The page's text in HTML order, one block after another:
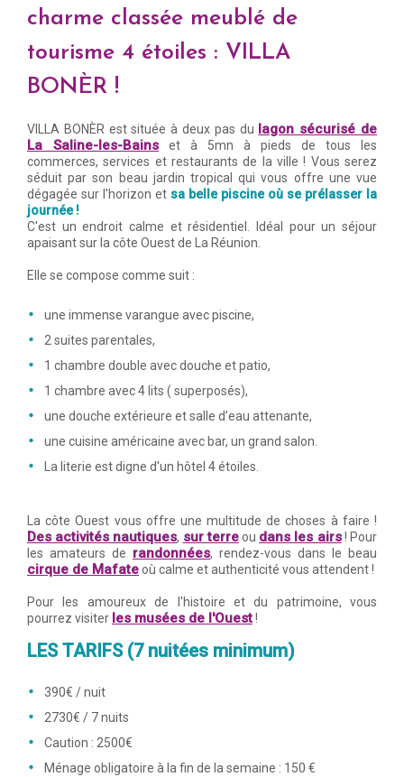
charme classée meublé de
tourisme 4 étoiles : VILLA
BONÈR !
VILLA BONÈR est située à deux pas du lagon sécurisé de
La Saline-les-Bains et à 5mn à pieds de tous les
commerces, services et restaurants de la ville ! Vous serez
séduit par son beau jardin tropical qui vous offre une vue
dégagée sur l'horizon et sa belle piscine où se prélasser la
journée !
C'est un endroit calme et résidentiel. Idéal pour un séjour
apaisant sur la côte Ouest de La Réunion.
Elle se compose comme suit :
une immense varangue avec piscine,
2 suites parentales,
1 chambre double avec douche et patio,
1 chambre avec 4 lits ( superposés),
une douche extérieure et salle d’eau attenante,
une cuisine américaine avec bar, un grand salon.
La literie est digne d'un hôtel 4 étoiles.
La côte Ouest vous offre une multitude de choses à faire !
Des activités nautiques, sur terreou dans les airs! Pour
les amateurs de randonnées, rendez-vous dans le beau
cirque de Mafateoù calme et authenticité vous attendent !
Pour les amoureux de l'histoire et du patrimoine, vous
pourrez visiter les musées de l'Ouest!
LES TARIFS (7 nuitées minimum)
390€ / nuit
2730€ / 7 nuits
Caution : 2500€
Ménage obligatoire à la fin de la semaine : 150 €